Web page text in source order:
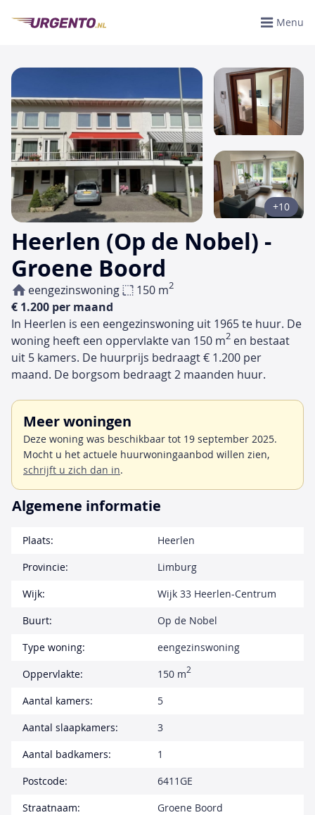
Menu
Heerlen (Op de Nobel) -
Groene Boord
eengezinswoning 150 m2
€ 1.200 per maand
+10
In Heerlen is een eengezinswoning uit 1965 te huur. De
woning heeft een oppervlakte van 150 m2 en bestaat
uit 5 kamers. De huurprijs bedraagt € 1.200 per
maand. De borgsom bedraagt 2 maanden huur.
Meer woningen
Deze woning was beschikbaar tot 19 september 2025.
Mocht u het actuele huurwoningaanbod willen zien,
schrijft u zich dan in.
Algemene informatie
Plaats:
Heerlen
Provincie:
Limburg
Wijk:
Wijk 33 Heerlen-Centrum
Buurt:
Op de Nobel
Type woning:
eengezinswoning
Oppervlakte:
150 m2
Aantal kamers:
5
Aantal slaapkamers:
3
Aantal badkamers:
1
Postcode:
6411GE
Straatnaam:
Groene Boord